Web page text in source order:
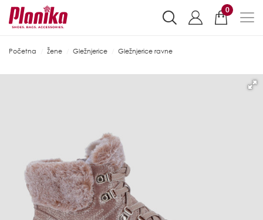
0
Početna Žene Gležnjerice Gležnjerice ravne